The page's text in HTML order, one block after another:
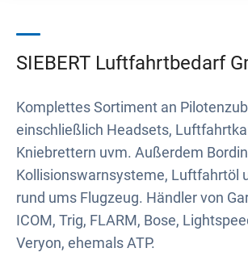
SIEBERT Luftfahrtbedarf
Komplettes Sortiment an
einschließlich Headsets,
Kniebrettern uvm. Außerdem
Kollisionswarnsysteme, Luftfahrtöl
rund ums Flugzeug. Händler von
ICOM, Trig, FLARM, Bose,
Veryon, ehemals ATP.